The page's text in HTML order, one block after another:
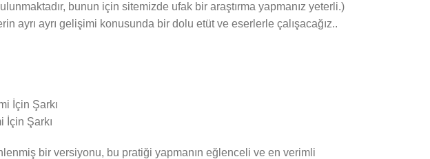
bunun için sitemizde ufak bir araştırma yapmanız yeterli.)
ayrı ayrı gelişimi konusunda bir dolu etüt ve eserlerle çalışacağız..
İçin Şarkı
bir versiyonu, bu pratiği yapmanın eğlenceli ve en verimli